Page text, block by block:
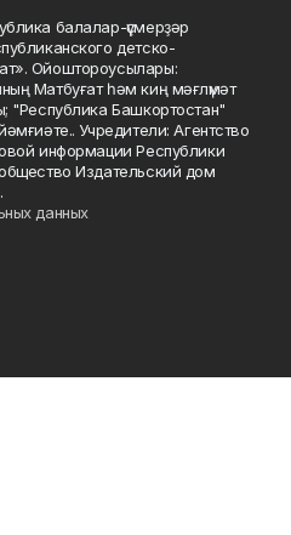
балалар-үҫмерҙәр
детско-
Ойоштороусылары:
Матбуғат һәм киң мәғлүмәт
"Республика Башкортостан"
Учредители: Агентство
информации Республики
Издательский дом
данных